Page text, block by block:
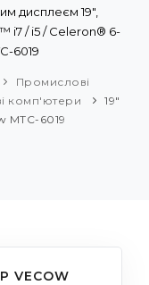
дисплеєм 19",
i7 / i5 / Celeron® 6-
6019
Промислові
комп'ютери
19"
МТС-6019